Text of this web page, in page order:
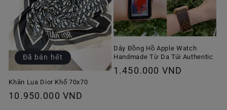
Đã bán hết
Khăn Lụa Dior Khổ 70x70
Giá
10.950.000 VND
Dây Đồng Hồ Apple Watch
Handmade Từ Da Túi Authentic
Giá
1.450.000 VND